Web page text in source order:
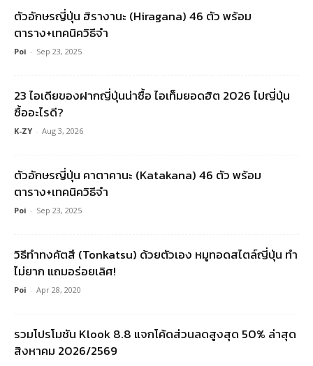
ตัวอักษรญี่ปุ่น ฮิรางานะ (Hiragana) 46 ตัว พร้อม
ตาราง+เทคนิควิธีจำ
Poi - Sep 23, 2025
23 ไอเดียของฝากญี่ปุ่นน่าซื้อ ไอเท็มยอดฮิต 2026 ไปญี่ปุ่น
ซื้ออะไรดี?
K-ZY - Aug 3, 2026
ตัวอักษรญี่ปุ่น คาตาคานะ (Katakana) 46 ตัว พร้อม
ตาราง+เทคนิควิธีจำ
Poi - Sep 23, 2025
วิธีทำทงคัตสึ (Tonkatsu) ด้วยตัวเอง หมูทอดสไตล์ญี่ปุ่น ทำ
ไม่ยาก แถมอร่อยเลิศ!
Poi - Apr 28, 2020
รวมโปรโมชัน Klook 8.8 แจกโค้ดส่วนลดสูงสุด 50% ล่าสุด
สิงหาคม 2026/2569